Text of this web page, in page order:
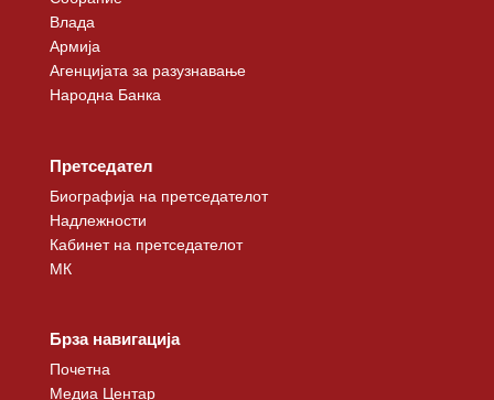
Влада
Армија
Агенцијата за разузнавање
Народна Банка
Претседател
Биографија на претседателот
Надлежности
Кабинет на претседателот
МК
Брза навигација
Почетна
Медиа Центар